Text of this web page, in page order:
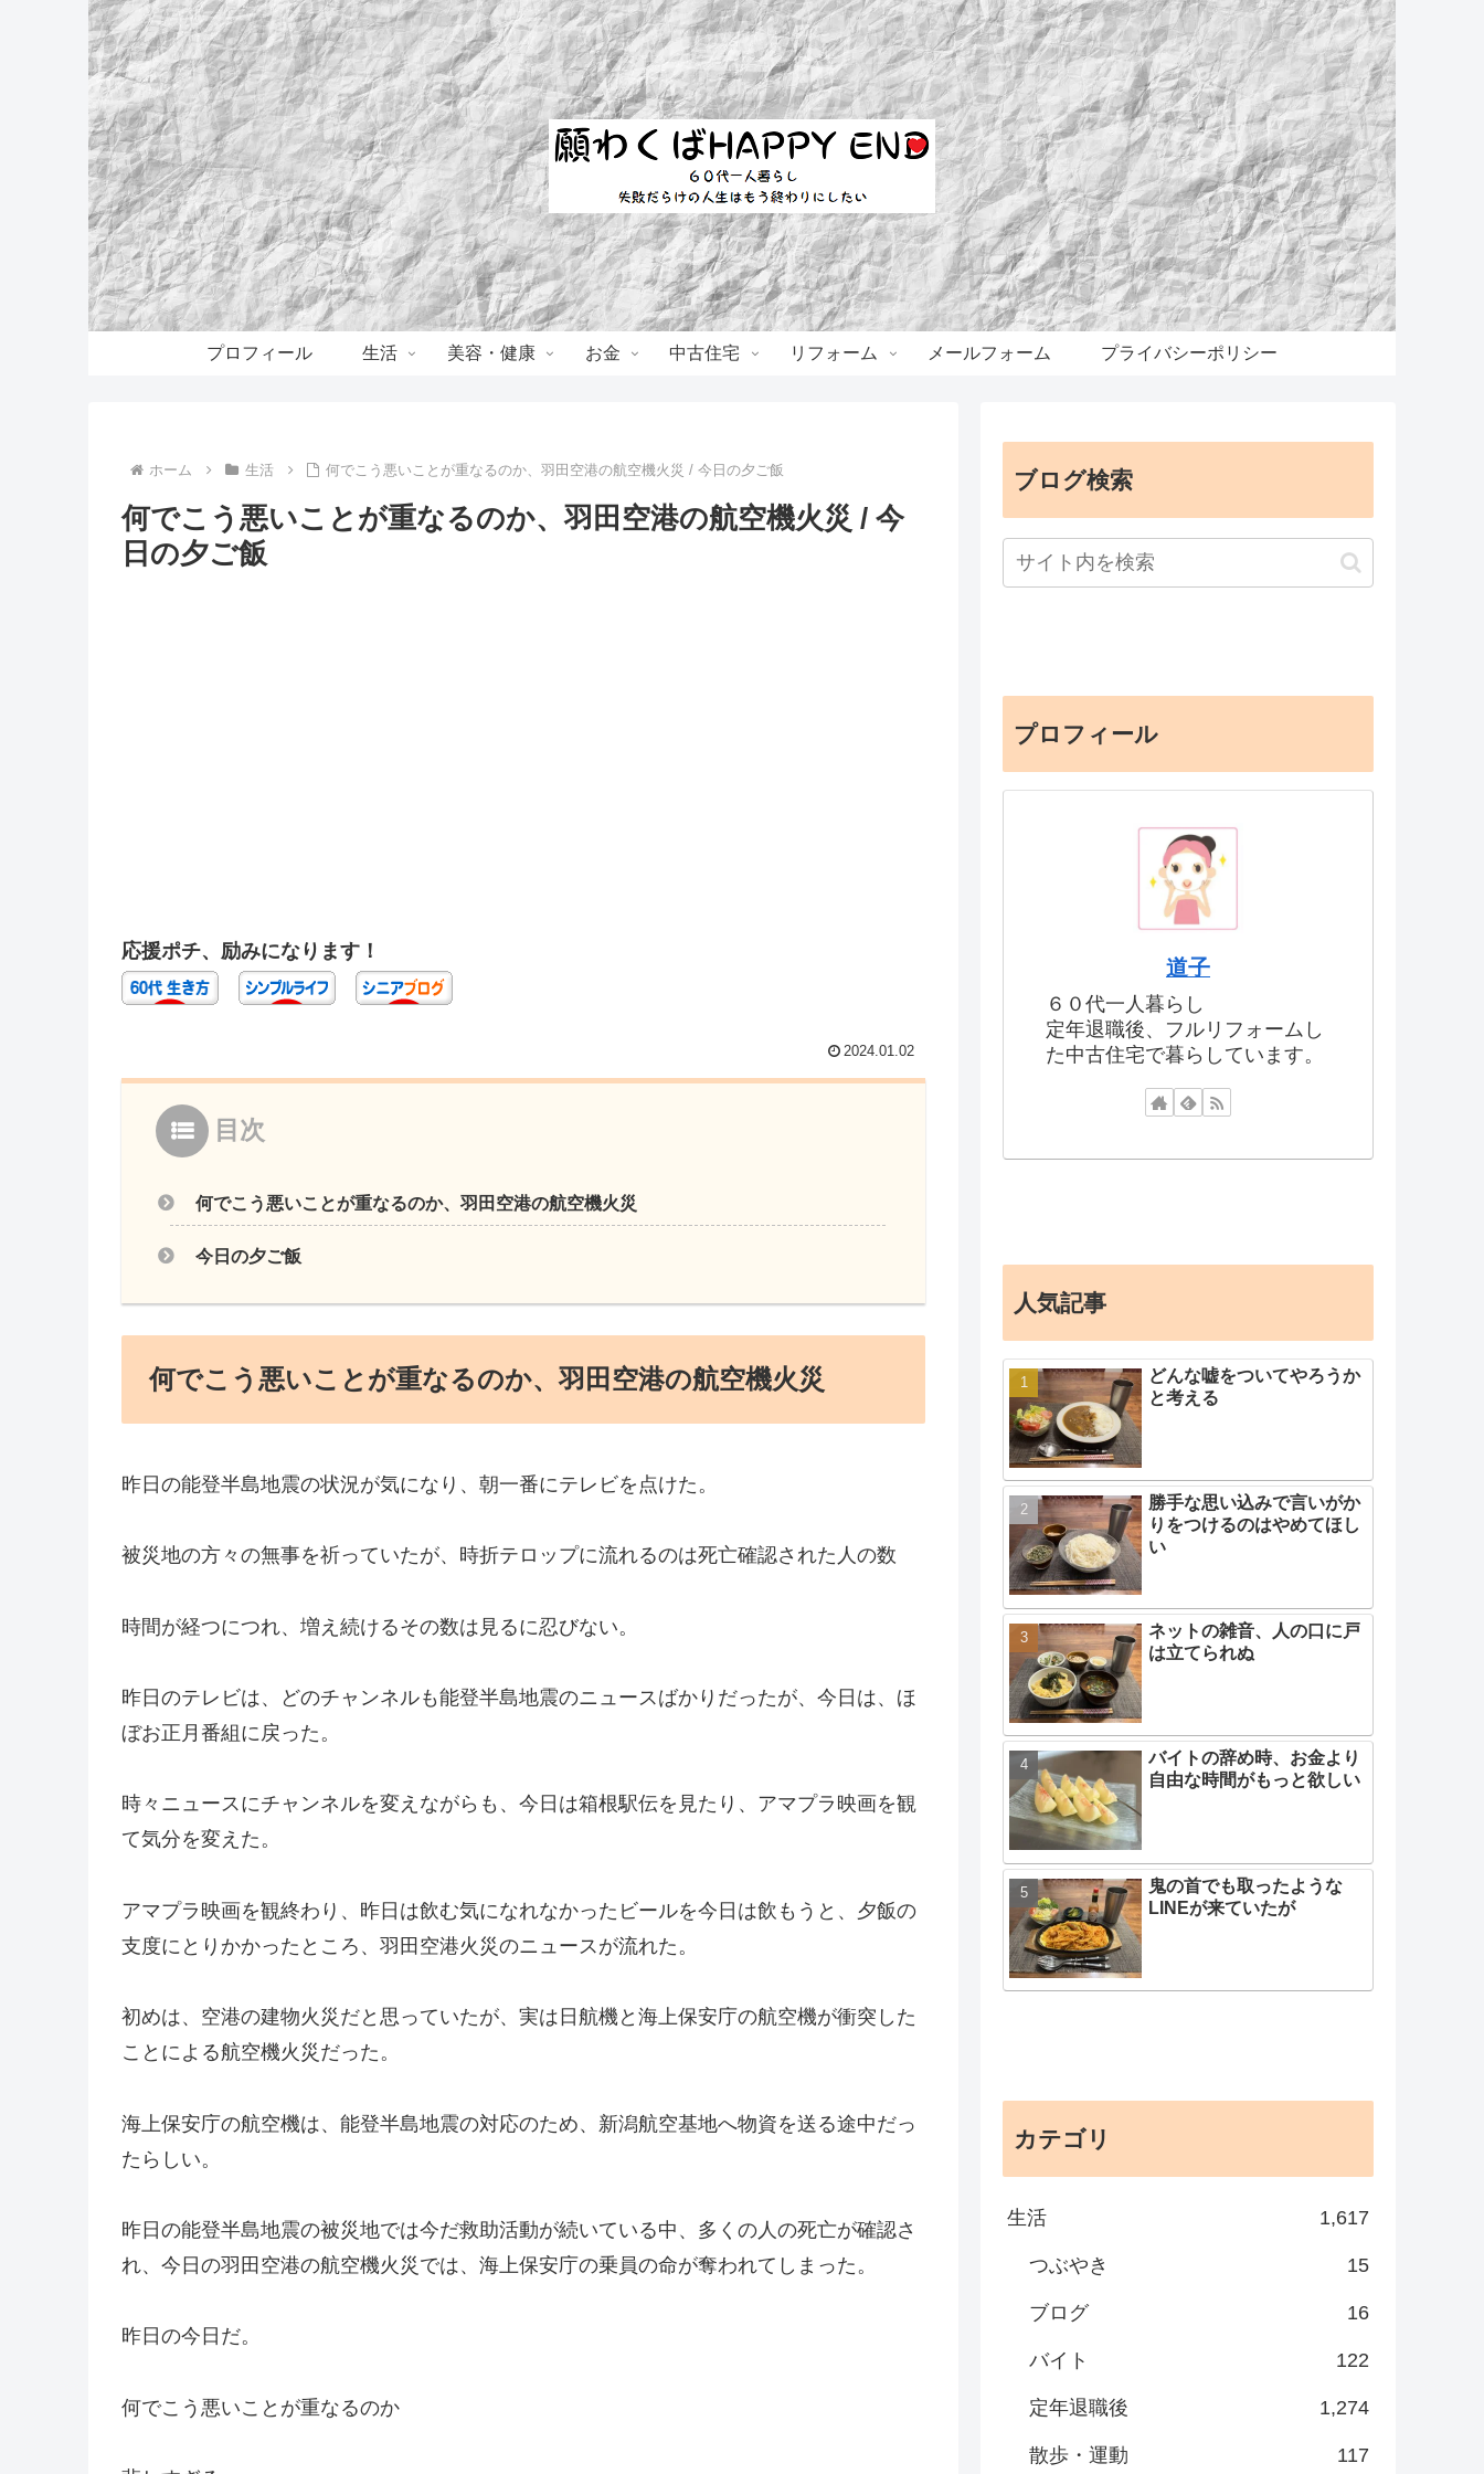
プロフィール 生活 美容・健康 お金 中古住宅 リフォーム メールフォーム プライバシーポリシー
ホーム 生活 何でこう悪いことが重なるのか、羽田空港の航空機火災 / 今日の夕ご飯
何でこう悪いことが重なるのか、羽田空港の航空機火災 / 今
日の夕ご飯
応援ポチ、励みになります！
2024.01.02
目次
何でこう悪いことが重なるのか、羽田空港の航空機火災
今日の夕ご飯
何でこう悪いことが重なるのか、羽田空港の航空機火災
昨日の能登半島地震の状況が気になり、朝一番にテレビを点けた。
被災地の方々の無事を祈っていたが、時折テロップに流れるのは死亡確認された人の数
時間が経つにつれ、増え続けるその数は見るに忍びない。
昨日のテレビは、どのチャンネルも能登半島地震のニュースばかりだったが、今日は、ほ
ぼお正月番組に戻った。
時々ニュースにチャンネルを変えながらも、今日は箱根駅伝を見たり、アマプラ映画を観
て気分を変えた。
アマプラ映画を観終わり、昨日は飲む気になれなかったビールを今日は飲もうと、夕飯の
支度にとりかかったところ、羽田空港火災のニュースが流れた。
初めは、空港の建物火災だと思っていたが、実は日航機と海上保安庁の航空機が衝突した
ことによる航空機火災だった。
海上保安庁の航空機は、能登半島地震の対応のため、新潟航空基地へ物資を送る途中だっ
たらしい。
昨日の能登半島地震の被災地では今だ救助活動が続いている中、 多くの人の死亡が確認さ
れ、 今日の羽田空港の航空機火災では、海上保安庁の乗員の命が奪われてしまった。
昨日の今日だ。
何でこう悪いことが重なるのか
ブログ検索
プロフィール
道子
６０代一人暮らし
定年退職後、フルリフォームし
た中古住宅で暮らしています。
人気記事
どんな嘘をついてやろうか
と考える
勝手な思い込みで言いがか
りをつけるのはやめてほし
い
ネットの雑音、人の口に戸
は立てられぬ
バイトの辞め時、お金より
自由な時間がもっと欲しい
鬼の首でも取ったような
LINEが来ていたが
カテゴリ
生活 1,617
つぶやき 15
ブログ 16
バイト 122
定年退職後 1,274
散歩・運動 117